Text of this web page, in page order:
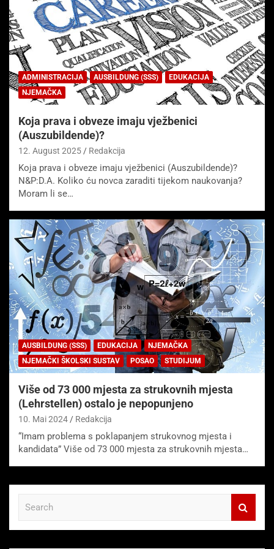
ADMINISTRACIJA AUSBILDUNG (SSS)
EDUKACIJA
NJEMAČKA
Koja prava i obveze imaju vježbenici
(Auszubildende)?
12. August 2025 Redakcija
Koja prava i obveze imaju vježbenici (Auszubildende)?
N&P:D.A. Koliko ću novca zaraditi tijekom naukovanja?
Moram li se…
AUSBILDUNG (SSS) EDUKACIJA
NJEMAČKA
NJEMAČKI ŠKOLSKI SUSTAV
POSAO STUDIJUM
Više od 73 000 mjesta za strukovnih mjesta
(Lehrstellen) ostalo je nepopunjeno
10. Mai 2024 Redakcija
“Imam problema s poklapanjem strukovnog mjesta i
kandidata” Više od 73 000 mjesta za strukovnih mjesta…